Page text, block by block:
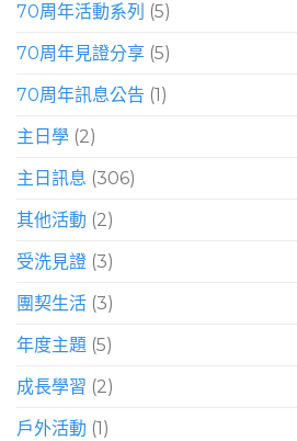
70周年活動系列 (5)
70周年見證分享 (5)
70周年訊息公告 (1)
主日學 (2)
主日訊息 (306)
其他活動 (2)
受洗見證 (3)
團契生活 (3)
年度主題 (5)
成長學習 (2)
戶外活動 (1)